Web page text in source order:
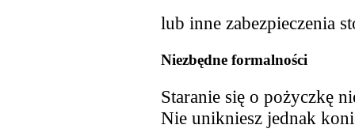
lub inne zabezpieczenia
Niezbędne formalności
Staranie się o pożyczkę
Nie unikniesz jednak